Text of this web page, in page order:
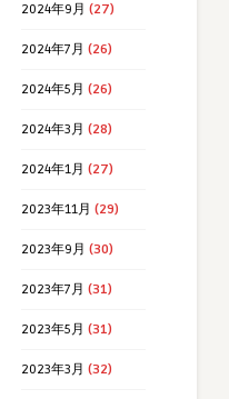
2024年9月 (27)
2024年7月 (26)
2024年5月 (26)
2024年3月 (28)
2024年1月 (27)
2023年11月 (29)
2023年9月 (30)
2023年7月 (31)
2023年5月 (31)
2023年3月 (32)